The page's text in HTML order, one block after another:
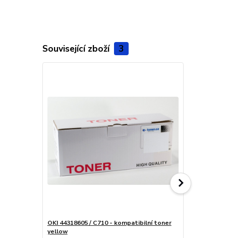
Související zboží 3
OKI 44318605 / C710 - kompatibilní toner
yellow